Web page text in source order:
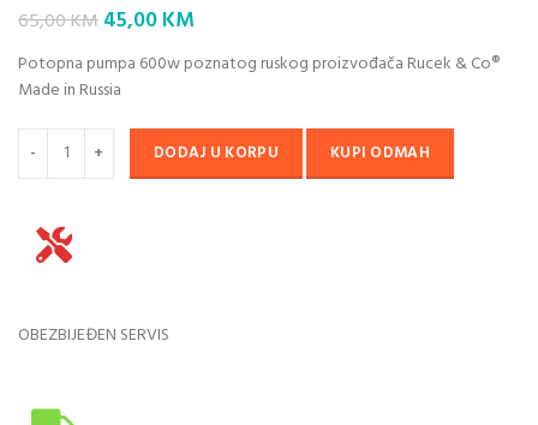
65,00KMOriginal
was:
65,00 KM.
45,00KM
is:
Potopna pumpa 600w poznatog ruskog proizvođača Rucek & Co®
Made in Russia
DODAJ U KORPU KUPI ODMAH
OBEZBIJEĐEN SERVIS